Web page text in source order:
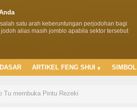
satu arah keberuntungan perjodohan bagi
alias masih jomblo apabila sektor tersebut
ARTIKEL FENG SHUI SIMBOL
Tu membuka Pintu Rezeki